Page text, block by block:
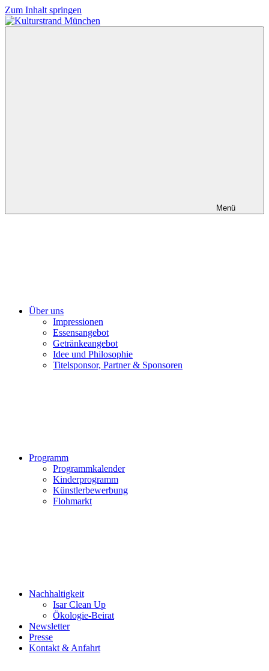
Zum Inhalt springen
Menü
Über uns
Impressionen
Essensangebot
Getränkeangebot
Idee und Philosophie
Titelsponsor, Partner & Sponsoren
Programm
Programmkalender
Kinderprogramm
Künstlerbewerbung
Flohmarkt
Nachhaltigkeit
Isar Clean Up
Ökologie-Beirat
Newsletter
Presse
Kontakt & Anfahrt